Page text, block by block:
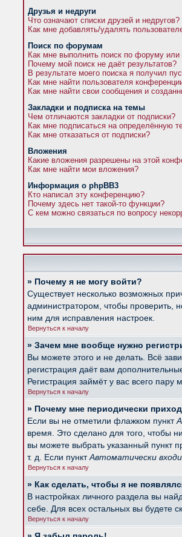
Друзья и недруги
Что означают списки друзей и недругов?
Как мне добавлять/удалять
Поиск по форумам
Как мне выполнить поиск по форуму
Почему мой поиск не даёт результатов?
В результате моего поиска я получил
Как мне найти пользователя
Как мне найти свои сообщения и
Закладки и подписка на темы
Чем отличаются закладки от подписки?
Как мне подписаться на определённую
Как мне отказаться от подписки?
Вложения
Какие вложения разрешены на этой
Как мне найти мои вложения?
Информация о phpBB3
Кто написал эту конференцию?
Почему здесь нет такой-то функции?
С кем можно связаться по вопросу
» Почему я не могу войти?
Существует несколько возможных
администратором, чтобы проверить,
ним для исправления настроек.
Вернуться к началу
» Зачем мне вообще нужно
Вы можете этого и не делать. Всё
регистрация даёт вам
Регистрация займёт у вас всего
Вернуться к началу
» Почему мне периодически
Если вы не отметили флажком пункт
время. Это сделано для того, чтобы
вы можете выбрать указанный пункт
т. д. Если пунктАвтоматически
Вернуться к началу
» Как сделать, чтобы я не
В настройках личного раздела вы
себе. Для всех остальных вы будете
Вернуться к началу